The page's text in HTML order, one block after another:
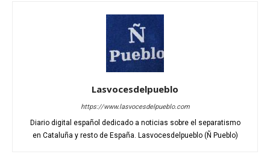
Lasvocesdelpueblo
https://www.lasvocesdelpueblo.com
Diario digital español dedicado a noticias sobre el separatismo
en Cataluña y resto de España. Lasvocesdelpueblo (Ñ Pueblo)